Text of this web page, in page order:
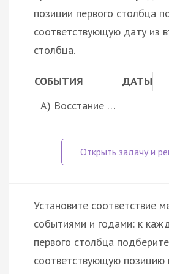
позиции первого столбца
соответствующую дату из
столбца.
СОБЫТИЯ
ДАТЫ
A) Восстание …
Установите соответствие
событиями и годами: к
первого столбца подберите
соответствующую позицию